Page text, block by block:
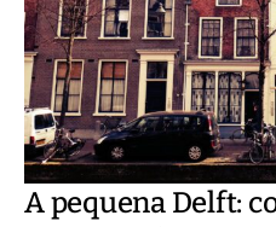
A pequena Delft: